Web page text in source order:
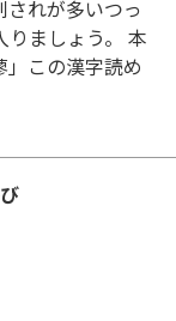
れが多いつっ
りましょう。 本
この漢字読め